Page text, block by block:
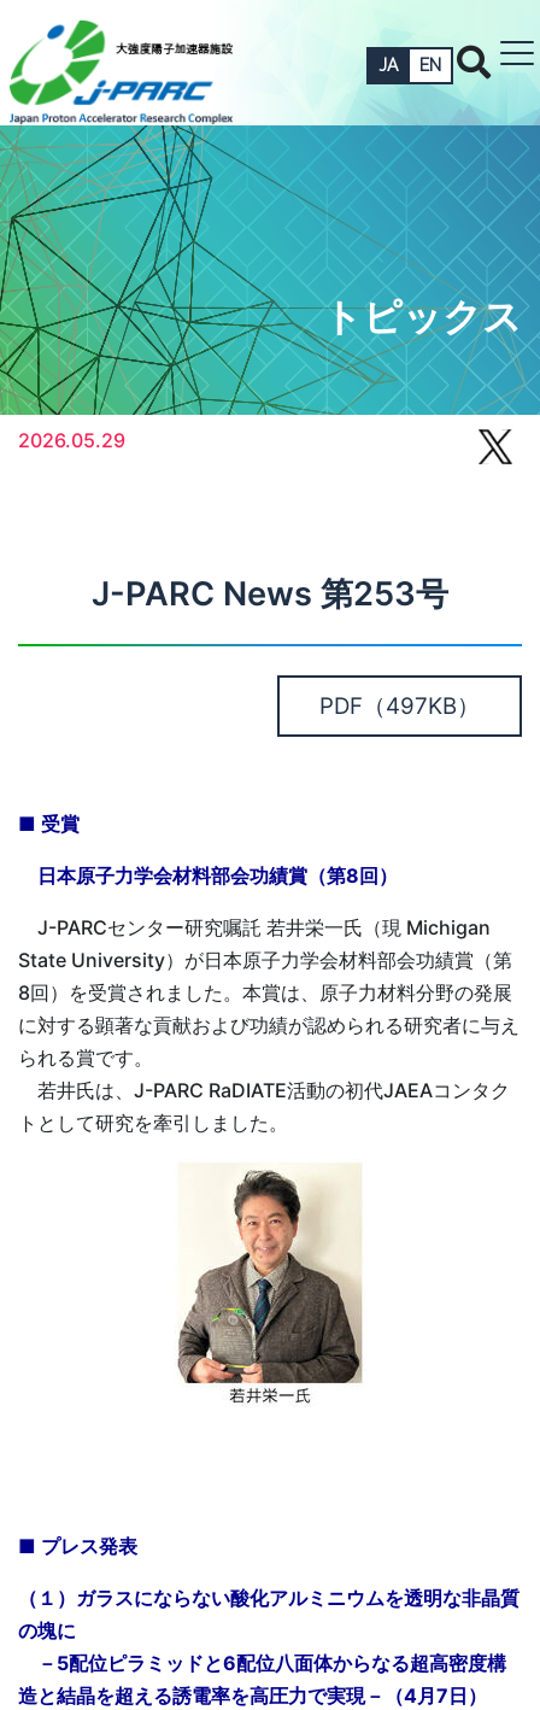
JA EN
トピックス
2026.05.29
J-PARC News 第253号
PDF （497KB）
■ 受賞
日本原子力学会材料部会功績賞（第8回）
J-PARCセンター研究嘱託 若井栄一氏（現 Michigan
State University）が日本原子力学会材料部会功績賞（第
8回）を受賞されました。本賞は、原子力材料分野の発展
に対する顕著な貢献および功績が認められる研究者に与え
られる賞です。
若井氏は、J-PARC RaDIATE活動の初代JAEAコンタク
トとして研究を牽引しました。
■ プレス発表
（１）ガラスにならない酸化アルミニウムを透明な非晶質
の塊に
－5配位ピラミッドと6配位八面体からなる超高密度構
造と結晶を超える誘電率を高圧力で実現－（4月7日）